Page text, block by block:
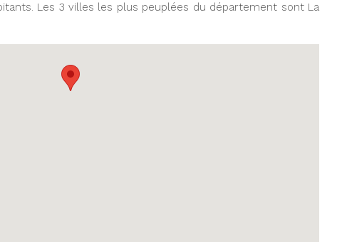
Les 3 villes les plus peuplées du département sont La